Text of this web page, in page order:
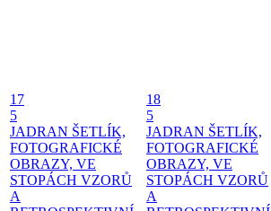
17
5
JADRAN ŠETLÍK,
FOTOGRAFICKÉ
OBRAZY, VE
STOPÁCH VZORŮ
A
18
5
JADRAN ŠETLÍK,
FOTOGRAFICKÉ
OBRAZY, VE
STOPÁCH VZORŮ
A